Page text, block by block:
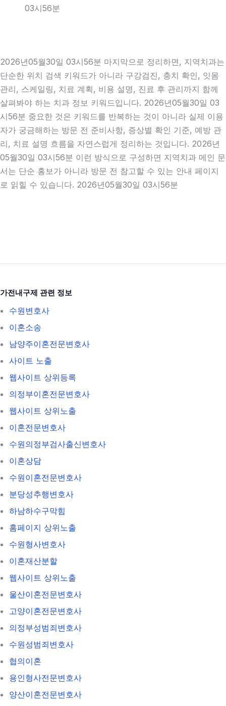
03시56분
2026년05월30일 03시56분 마지막으로 정리하면, 지역치과는
단순한 위치 검색 키워드가 아니라 구강검진, 충치 확인, 잇몸
관리, 스케일링, 치료 계획, 비용 설명, 진료 후 관리까지 함께
살펴봐야 하는 치과 정보 키워드입니다. 2026년05월30일 03
시56분 중요한 것은 키워드를 반복하는 것이 아니라 실제 이용
자가 궁금해하는 방문 전 준비사항, 증상별 확인 기준, 예방 관
리, 치료 설명 흐름을 자연스럽게 정리하는 것입니다. 2026년
05월30일 03시56분 이런 방식으로 구성하면 지역치과 메인 문
서는 단순 홍보가 아니라 방문 전 참고할 수 있는 안내 페이지
로 읽힐 수 있습니다. 2026년05월30일 03시56분
가전내구제 관련 정보
수원변호사
이혼소송
남양주이혼전문변호사
사이트 노출
웹사이트 상위등록
의정부이혼전문변호사
웹사이트 상위노출
이혼전문변호사
수원의정부검사출신변호사
이혼상담
수원이혼전문변호사
분당성추행변호사
하남하수구막힘
홈페이지 상위노출
수원형사변호사
이혼재산분할
웹사이트 상위노출
울산이혼전문변호사
고양이혼전문변호사
의정부성범죄변호사
수원성범죄변호사
협의이혼
용인형사전문변호사
양산이혼전문변호사